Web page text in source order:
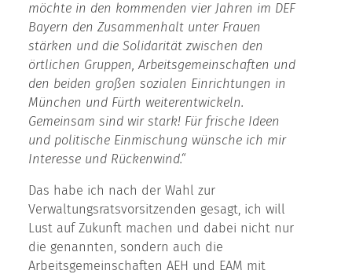
möchte in den kommenden vier Jahren im DEF
Bayern den Zusammenhalt unter Frauen
stärken und die Solidarität zwischen den
örtlichen Gruppen, Arbeitsgemeinschaften und
den beiden großen sozialen Einrichtungen in
München und Fürth weiterentwickeln.
Gemeinsam sind wir stark! Für frische Ideen
und politische Einmischung wünsche ich mir
Interesse und Rückenwind.“
Das habe ich nach der Wahl zur
Verwaltungsratsvorsitzenden gesagt, ich will
Lust auf Zukunft machen und dabei nicht nur
die genannten, sondern auch die
Arbeitsgemeinschaften AEH und EAM mit